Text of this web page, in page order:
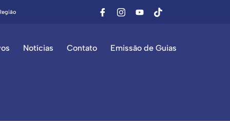
Notícias Contato Emissão de Guias